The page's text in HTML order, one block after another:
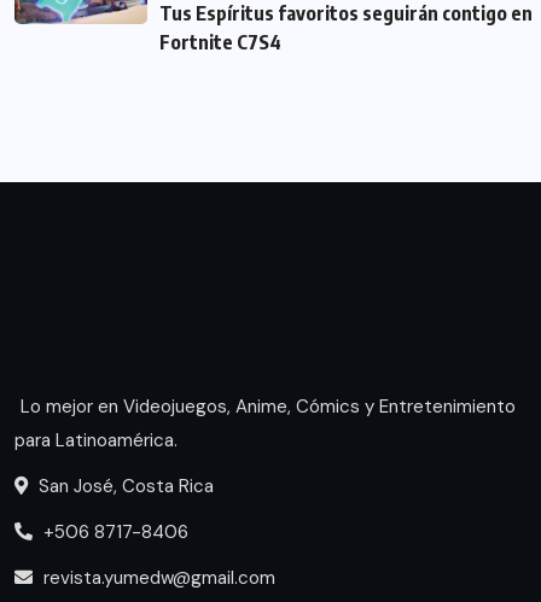
Tus Espíritus favoritos seguirán contigo en
Fortnite C7S4
Lo mejor en Videojuegos, Anime, Cómics y Entretenimiento
para Latinoamérica.
San José, Costa Rica
+506 8717-8406
revista.yumedw@gmail.com